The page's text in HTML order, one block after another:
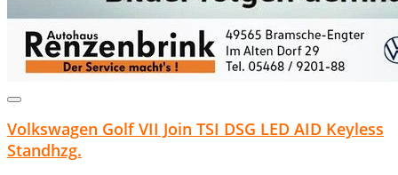
Volkswagen Golf VII Join TSI DSG LED AID Keyless
Standhzg.